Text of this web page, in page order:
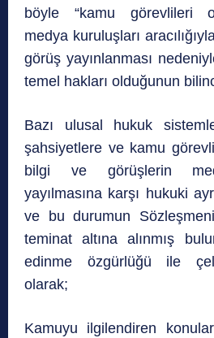
böyle “kamu görevlileri
medya kuruluşları
görüş yayınlanması
temel hakları olduğunun
Bazı ulusal hukuk
şahsiyetlere ve kamu
bilgi ve görüşlerin
yayılmasına karşı hukuki
ve bu durumun
teminat altına alınmış
edinme özgürlüğü ile
olarak;
Kamuyu ilgilendiren